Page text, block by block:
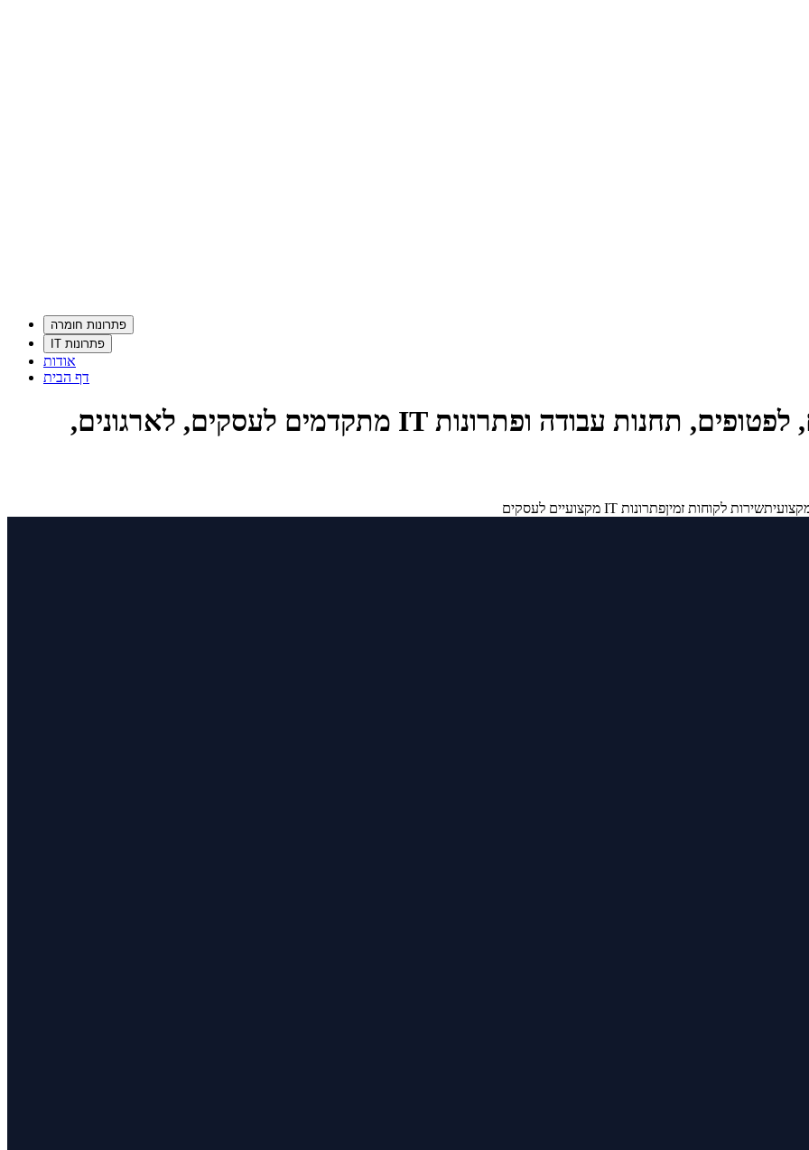
פתרונות חומרה
פתרונות IT
אודות
דף הבית
אקסס טכנולוגיות – מחשבים, שרתים, לפטופים, תחנות עבודה ופתרונות IT מתקדמים לעסקים, לארגונים,
שירות לקוחות זמיןפתרונות IT מקצועיים לעסקים